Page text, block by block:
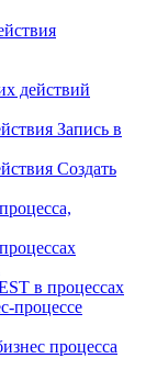
действий
Запись в
Создать
в процессах
процессе
процесса